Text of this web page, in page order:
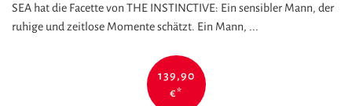
SEA hat die Facette von THE INSTINCTIVE: Ein sensibler Mann, der
ruhige und zeitlose Momente schätzt. Ein Mann, ...
139,90
€*